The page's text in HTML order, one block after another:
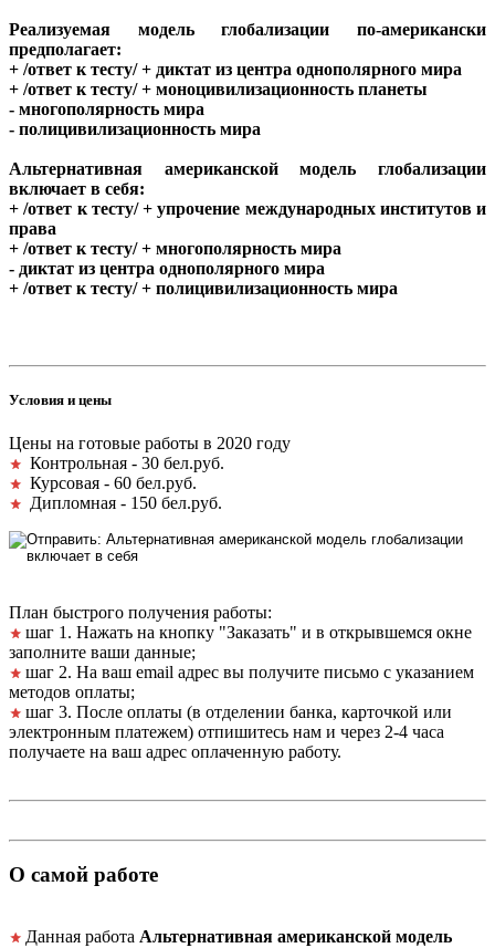
Реализуемая модель глобализации по-американски
предполагает:
+ /ответ к тесту/ + диктат из центра однополярного мира
+ /ответ к тесту/ + моноцивилизационность планеты
- многополярность мира
- полицивилизационность мира
Альтернативная американской модель глобализации
включает в себя:
+ /ответ к тесту/ + упрочение международных институтов и
права
+ /ответ к тесту/ + многополярность мира
- диктат из центра однополярного мира
+ /ответ к тесту/ + полицивилизационность мира
Условия и цены
Цены на готовые работы в 2020 году
Контрольная - 30 бел.руб.
Курсовая - 60 бел.руб.
Дипломная - 150 бел.руб.
План быстрого получения работы:
шаг 1. Нажать на кнопку "Заказать" и в открывшемся окне
заполните ваши данные;
шаг 2. На ваш email адрес вы получите письмо с указанием
методов оплаты;
шаг 3. После оплаты (в отделении банка, карточкой или
электронным платежем) отпишитесь нам и через 2-4 часа
получаете на ваш адрес оплаченную работу.
О самой работе
Данная работа Альтернативная американской модель